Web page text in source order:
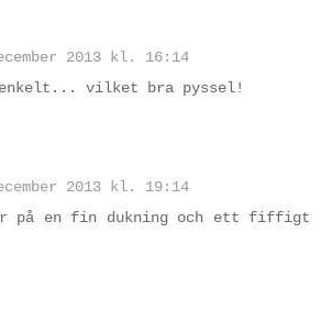
2013 kl. 16:14
enkelt... vilket bra pyssel!
2013 kl. 19:14
på en fin dukning och ett fiffigt